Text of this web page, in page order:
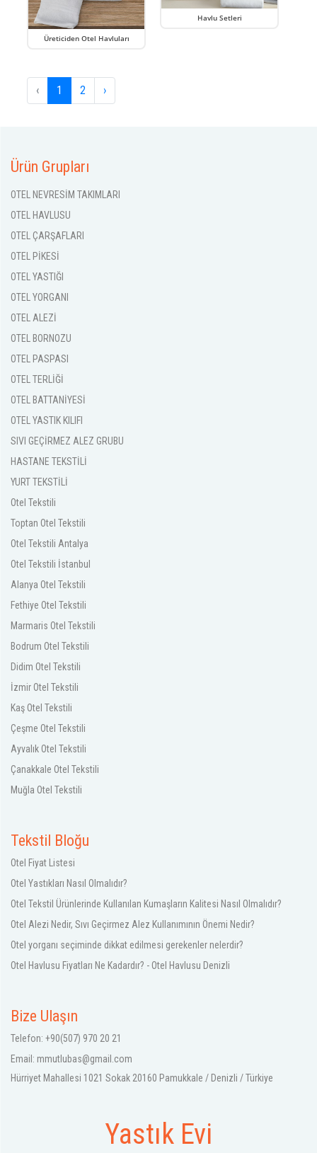
Üreticiden Otel Havluları
Havlu Setleri
‹ 1 2 ›
Ürün Grupları
OTEL NEVRESİM TAKIMLARI
OTEL HAVLUSU
OTEL ÇARŞAFLARI
OTEL PİKESİ
OTEL YASTIĞI
OTEL YORGANI
OTEL ALEZİ
OTEL BORNOZU
OTEL PASPASI
OTEL TERLİĞİ
OTEL BATTANİYESİ
OTEL YASTIK KILIFI
SIVI GEÇİRMEZ ALEZ GRUBU
HASTANE TEKSTİLİ
YURT TEKSTİLİ
Otel Tekstili
Toptan Otel Tekstili
Otel Tekstili Antalya
Otel Tekstili İstanbul
Alanya Otel Tekstili
Fethiye Otel Tekstili
Marmaris Otel Tekstili
Bodrum Otel Tekstili
Didim Otel Tekstili
İzmir Otel Tekstili
Kaş Otel Tekstili
Çeşme Otel Tekstili
Ayvalık Otel Tekstili
Çanakkale Otel Tekstili
Muğla Otel Tekstili
Tekstil Bloğu
Otel Fiyat Listesi
Otel Yastıkları Nasıl Olmalıdır?
Otel Tekstil Ürünlerinde Kullanılan Kumaşların Kalitesi Nasıl Olmalıdır?
Otel Alezi Nedir, Sıvı Geçirmez Alez Kullanımının Önemi Nedir?
Otel yorganı seçiminde dikkat edilmesi gerekenler nelerdir?
Otel Havlusu Fiyatları Ne Kadardır? - Otel Havlusu Denizli
Bize Ulaşın
Telefon: +90(507) 970 20 21
Email: mmutlubas@gmail.com
Hürriyet Mahallesi 1021 Sokak 20160 Pamukkale / Denizli / Türkiye
Yastık Evi